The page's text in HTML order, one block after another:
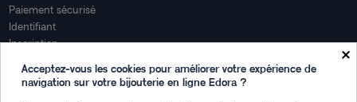
Paiement sécurisé
Identifiant
Inscription
Mon espace
×
Acceptez-vous les cookies pour améliorer votre expérience de
navigation sur votre bijouterie en ligne Edora ?